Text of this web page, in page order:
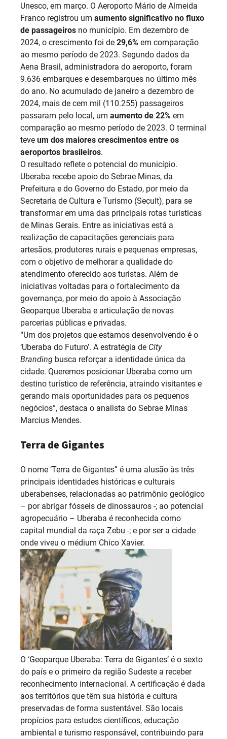
Unesco, em março. O Aeroporto Mário de Almeida
Franco registrou um aumento significativo no fluxo
de passageiros no município. Em dezembro de
2024, o crescimento foi de 29,6% em comparação
ao mesmo período de 2023. Segundo dados da
Aena Brasil, administradora do aeroporto, foram
9.636 embarques e desembarques no último mês
do ano. No acumulado de janeiro a dezembro de
2024, mais de cem mil (110.255) passageiros
passaram pelo local, um aumento de 22% em
comparação ao mesmo período de 2023. O terminal
teve um dos maiores crescimentos entre os
aeroportos brasileiros.
O resultado reflete o potencial do município.
Uberaba recebe apoio do Sebrae Minas, da
Prefeitura e do Governo do Estado, por meio da
Secretaria de Cultura e Turismo (Secult), para se
transformar em uma das principais rotas turísticas
de Minas Gerais. Entre as iniciativas está a
realização de capacitações gerenciais para
artesãos, produtores rurais e pequenas empresas,
com o objetivo de melhorar a qualidade do
atendimento oferecido aos turistas. Além de
iniciativas voltadas para o fortalecimento da
governança, por meio do apoio à Associação
Geoparque Uberaba e articulação de novas
parcerias públicas e privadas.
“Um dos projetos que estamos desenvolvendo é o
‘Uberaba do Futuro’. A estratégia de City
Branding busca reforçar a identidade única da
cidade. Queremos posicionar Uberaba como um
destino turístico de referência, atraindo visitantes e
gerando mais oportunidades para os pequenos
negócios”, destaca o analista do Sebrae Minas
Marcius Mendes.
Terra de Gigantes
O nome ‘Terra de Gigantes” é uma alusão às três
principais identidades históricas e culturais
uberabenses, relacionadas ao patrimônio geológico
– por abrigar fósseis de dinossauros -; ao potencial
agropecuário – Uberaba é reconhecida como
capital mundial da raça Zebu -; e por ser a cidade
onde viveu o médium Chico Xavier.
O ‘Geoparque Uberaba: Terra de Gigantes’ é o sexto
do país e o primeiro da região Sudeste a receber
reconhecimento internacional. A certificação é dada
aos territórios que têm sua história e cultura
preservadas de forma sustentável. São locais
propícios para estudos científicos, educação
ambiental e turismo responsável, contribuindo para